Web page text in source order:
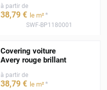
à partir de
38,79 € le m²*
SWF-BP1180001
Covering voiture
Avery rouge brillant
à partir de
38,79 € le m²*